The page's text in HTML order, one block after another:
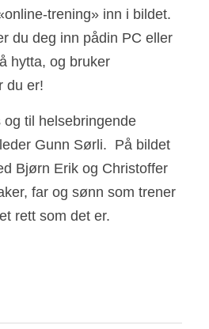
trening» inn i bildet.
du deg inn pådin PC eller
hytta, og bruker
du er!
til helsebringende
Gunn Sørli.  På bildet
Bjørn Erik og Christoffer
far og sønn som trener
rett som det er.